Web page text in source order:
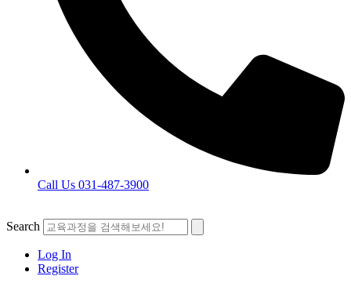
Call Us 031-487-3900
Search
Log In
Register